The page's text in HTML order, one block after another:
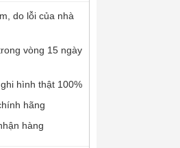
do lỗi của nhà
vòng 15 ngày
hình thật 100%
hãng
hàng